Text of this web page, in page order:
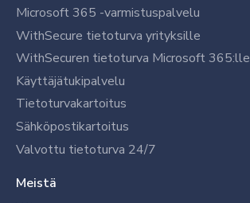
Microsoft 365 -varmistuspalvelu
WithSecure tietoturva yrityksille
WithSecuren tietoturva Microsoft 365:lle
Käyttäjätukipalvelu
Tietoturvakartoitus
Sähköpostikartoitus
Valvottu tietoturva 24/7
Meistä